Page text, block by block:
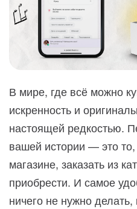
В мире, где всё можно
искренность и
настоящей редкостью.
вашей истории — это
магазине, заказать из
приобрести. И самое
ничего не нужно